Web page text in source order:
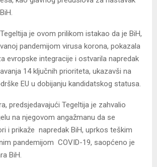
je ovom prilikom istakao da je BiH,
pandemijom virusa korona, pokazala
evropske integracije i ostvarila napredak
14 ključnih prioriteta, ukazavši na
EU u dobijanju kandidatskog statusa.
predsjedavajući Tegeltija je zahvalio
na njegovom angažmanu da se
i prikaže napredak BiH, uprkos teškim
pandemijom COVID-19, saopćeno je
BiH.